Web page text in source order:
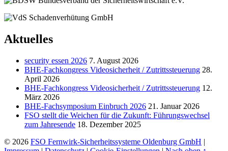
Aktuelles
security essen 2026 7. August 2026
BHE-Fachkongress Videosicherheit / Zutrittssteuerung 28.
April 2026
BHE-Fachkongress Videosicherheit / Zutrittssteuerung 12.
März 2026
BHE-Fachsymposium Einbruch 2026 21. Januar 2026
FSO stellt die Weichen für die Zukunft: Führungswechsel
zum Jahresende 18. Dezember 2025
© 2026 FSO Fernwirk-Sicherheitssysteme Oldenburg GmbH |